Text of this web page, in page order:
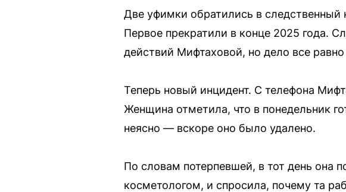
Две уфимки обратились в следственный
Первое прекратили в конце 2025 года.
действий Мифтаховой, но дело все
Теперь новый инцидент. С телефона
Женщина отметила, что в понедельник
неясно — вскоре оно было удалено.
По словам потерпевшей, в тот день она
косметологом, и спросила, почему та